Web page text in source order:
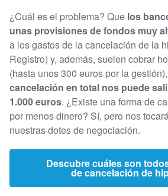
¿Cuál es el problema? Que los
unas provisiones de fondos muy
a los gastos de la cancelación de la
Registro) y, además, suelen cobrar
(hasta unos 300 euros por la
cancelación en total nos puede
1.000 euros. ¿Existe una forma de
por menos dinero? Sí, pero nos
nuestras dotes de negociación.
Descubre cuáles son
de cancelación de